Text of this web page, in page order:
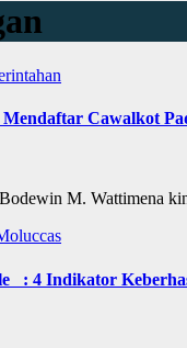
Cawalkot
M. Wattimena
: 4 Indikator